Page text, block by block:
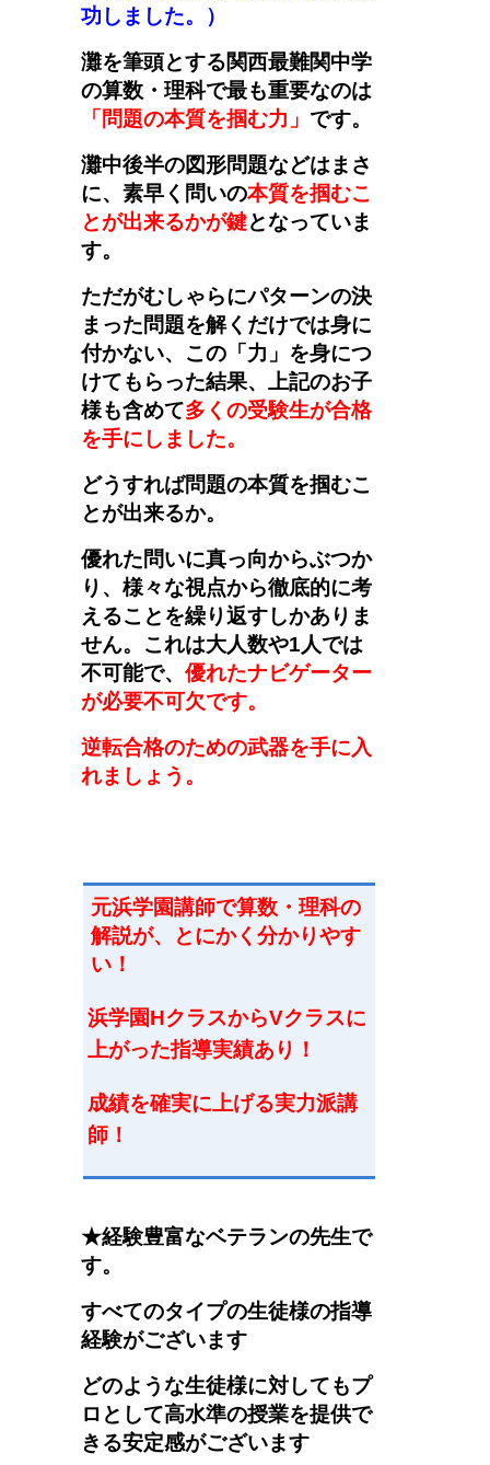
功しました。
）
灘を筆頭とする関西最難関中学
の算数・理科で最も重要なのは
「問題の本質を掴む力」 です。
灘中後半の図形問題などはまさ
に、素早く問いの本質を掴むこ
とが出来るかが鍵となっていま
す。
ただがむしゃらにパターンの決
まった問題を解くだけでは身に
付かない、この「力」を身につ
けてもらった結果、上記のお子
様も含めて多くの受験生が合格
を手にしました。
どうすれば問題の本質を掴むこ
とが出来るか。
優れた問いに真っ向からぶつか
り、様々な視点から徹底的に考
えることを繰り返すしかありま
せん。これは大人数や1人では
不可能で、 優れたナビゲーター
が必要不可欠です。
逆転合格のための武器を手に入
れましょう。
元浜学園講師で算数・理科の
解説が、とにかく分かりやす
い！
浜学園HクラスからVクラスに
上がった指導実績あり！
成績を確実に上げる実力派講
師 ！
★経験豊富なベテランの先生で
す。
すべてのタイプの生徒様の指導
経験がございます
どのような生徒様に対してもプ
ロとして高水準の授業を提供で
きる安定感がございます